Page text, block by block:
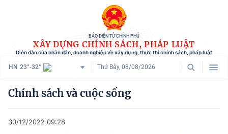
BÁO ĐIỆN TỬ CHÍNH PHỦ
XÂY DỰNG CHÍNH SÁCH, PHÁP LUẬT
Diễn đàn của nhân dân, doanh nghiệp về xây dựng, thực thi chính sách, pháp luật
HN 23°-32° Thứ Bảy, 08/08/2026
Danh mục
Chính sách và cuộc sống
30/12/2022 09:28